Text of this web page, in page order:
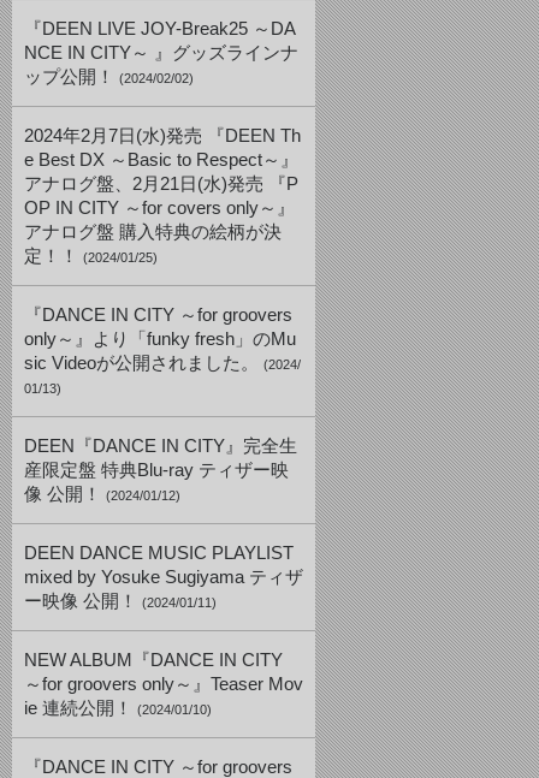
『DEEN LIVE JOY-Break25 ～DA
NCE IN CITY～ 』グッズラインナ
ップ公開！
(2024/02/02)
2024年2月7日(水)発売 『DEEN Th
e Best DX ～Basic to Respect～』
アナログ盤、2月21日(水)発売 『P
OP IN CITY ～for covers only～』
アナログ盤 購入特典の絵柄が決
定！！
(2024/01/25)
『DANCE IN CITY ～for groovers
only～』より「funky fresh」のMu
sic Videoが公開されました。
(2024/
01/13)
DEEN『DANCE IN CITY』完全生
産限定盤 特典Blu-ray ティザー映
像 公開！
(2024/01/12)
DEEN DANCE MUSIC PLAYLIST
mixed by Yosuke Sugiyama ティザ
ー映像 公開！
(2024/01/11)
NEW ALBUM『DANCE IN CITY
～for groovers only～』Teaser Mov
ie 連続公開！
(2024/01/10)
『DANCE IN CITY ～for groovers